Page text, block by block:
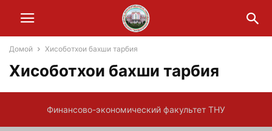
Домой Хисоботхои бахши тарбия
Хисоботхои бахши тарбия
Финансово-экономический факультет ТНУ